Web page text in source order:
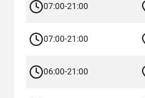
07:00-21:00
07:00-21:00
06:00-21:00